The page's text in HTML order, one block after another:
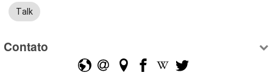
Talk
Contato